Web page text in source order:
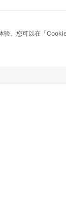
。您可以在「